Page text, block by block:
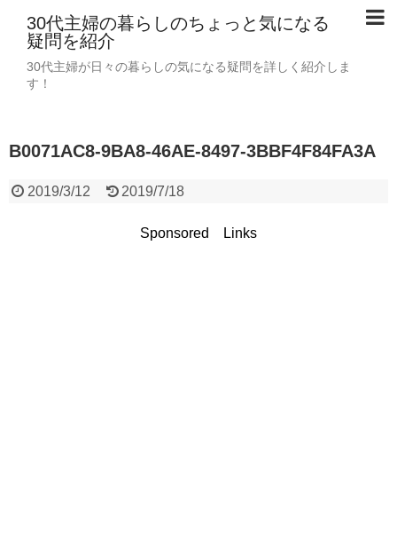
30代主婦の暮らしのちょっと気になる
疑問を紹介
30代主婦が日々の暮らしの気になる疑問を詳しく紹介しま
す！
B0071AC8-9BA8-46AE-8497-3BBF4F84FA3A
2019/3/12 2019/7/18
Sponsored Links